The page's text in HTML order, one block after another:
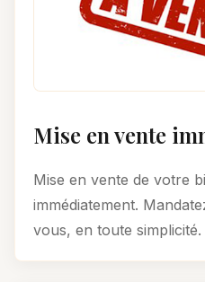
Mise en vente
Mise en vente de votre
immédiatement.
vous, en toute simplicité.